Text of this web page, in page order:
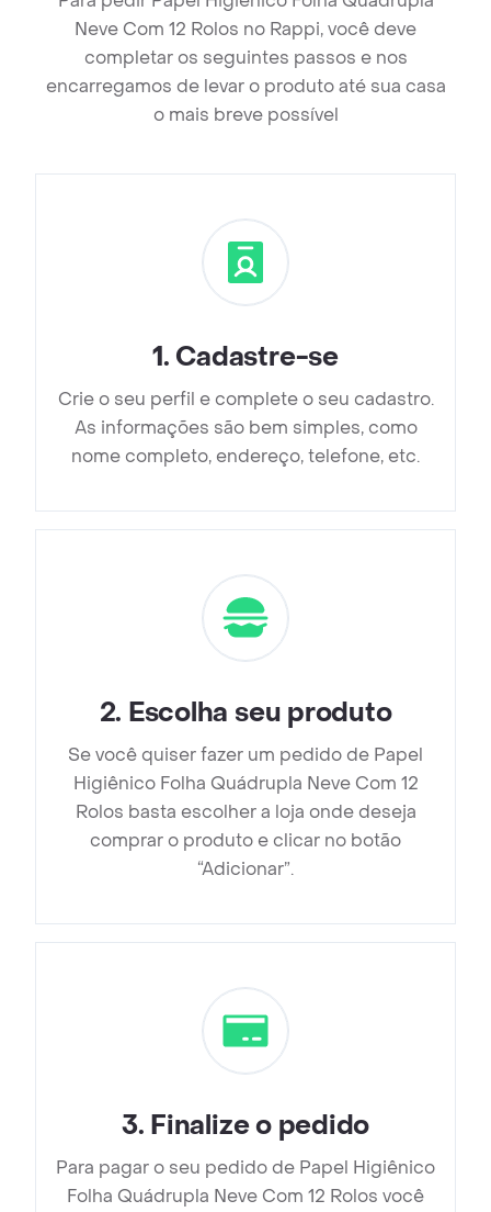
Neve Com 12 Rolos no Rappi, você deve
completar os seguintes passos e nos
encarregamos de levar o produto até sua casa
o mais breve possível
1. Cadastre-se
Crie o seu perfil e complete o seu cadastro.
As informações são bem simples, como
nome completo, endereço, telefone, etc.
2. Escolha seu produto
Se você quiser fazer um pedido de Papel
Higiênico Folha Quádrupla Neve Com 12
Rolos basta escolher a loja onde deseja
comprar o produto e clicar no botão
“Adicionar”.
3. Finalize o pedido
Para pagar o seu pedido de Papel Higiênico
Folha Quádrupla Neve Com 12 Rolos você